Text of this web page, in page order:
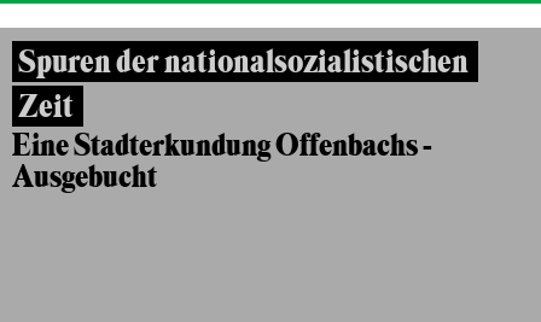
Spuren der nationalsozialistischen
Zeit
Eine Stadterkundung Offenbachs -
Ausgebucht